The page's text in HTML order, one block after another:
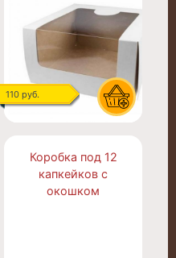
110 руб.
Коробка под 12
капкейков с
окошком